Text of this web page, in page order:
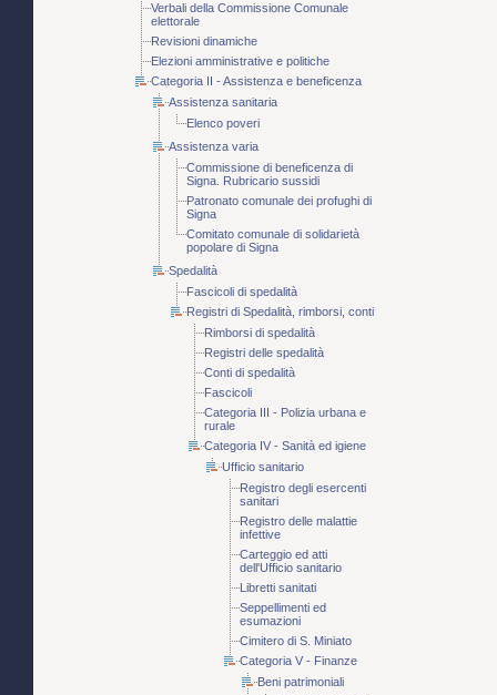
Verbali della Commissione Comunale
elettorale
Revisioni dinamiche
Elezioni amministrative e politiche
Categoria II - Assistenza e beneficenza
Assistenza sanitaria
Elenco poveri
Assistenza varia
Commissione di beneficenza di
Signa. Rubricario sussidi
Patronato comunale dei profughi di
Signa
Comitato comunale di solidarietà
popolare di Signa
Spedalità
Fascicoli di spedalità
Registri di Spedalità, rimborsi, conti
Rimborsi di spedalità
Registri delle spedalità
Conti di spedalità
Fascicoli
Categoria III - Polizia urbana e
rurale
Categoria IV - Sanità ed igiene
Ufficio sanitario
Registro degli esercenti
sanitari
Registro delle malattie
infettive
Carteggio ed atti
dell'Ufficio sanitario
Libretti sanitati
Seppellimenti ed
esumazioni
Cimitero di S. Miniato
Categoria V - Finanze
Beni patrimoniali